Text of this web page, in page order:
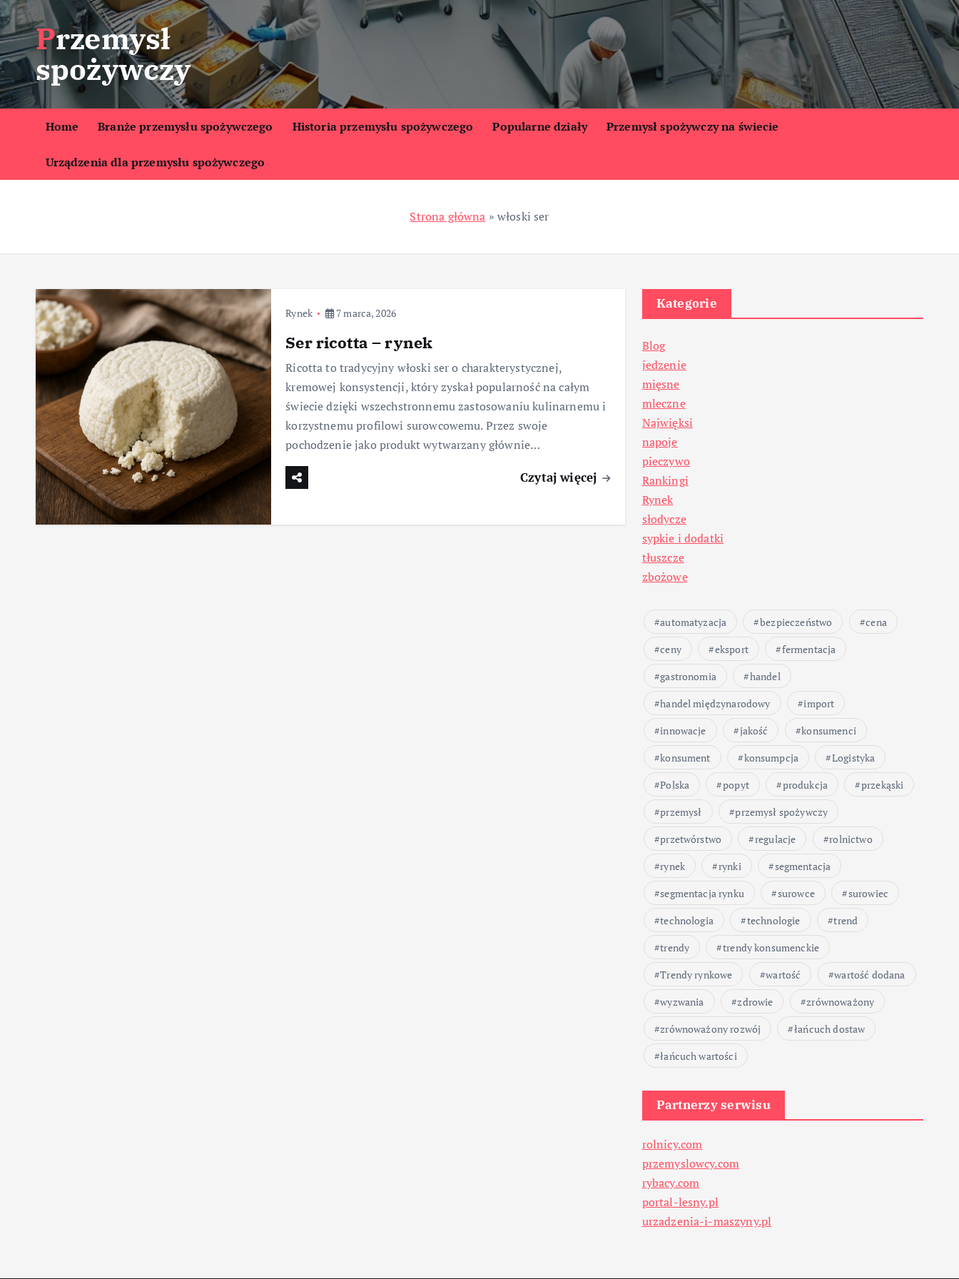
S
k
i
p
t
o
t
Przemysł
spożywczy
Home Branże przemysłu spożywczego Historia przemysłu spożywczego Popularne działy Przemysł spożywczy na świecie
Urządzenia dla przemysłu spożywczego
Strona główna » włoski ser
Rynek 7 marca, 2026
Ser ricotta – rynek
Ricotta to tradycyjny włoski ser o charakterystycznej,
kremowej konsystencji, który zyskał popularność na całym
świecie dzięki wszechstronnemu zastosowaniu kulinarnemu i
korzystnemu profilowi surowcowemu. Przez swoje
pochodzenie jako produkt wytwarzany głównie…
Czytaj więcej
Kategorie
Blog
jedzenie
mięsne
mleczne
Najwięksi
napoje
pieczywo
Rankingi
Rynek
słodycze
sypkie i dodatki
tłuszcze
zbożowe
automatyzacja bezpieczeństwo
cena
ceny
eksport
fermentacja
gastronomia
handel
handel międzynarodowy
import
innowacje
jakość
konsumenci
konsument
konsumpcja
Logistyka
Polska
popyt produkcja
przekąski
przemysł
przemysł spożywczy
przetwórstwo
regulacje
rolnictwo
rynek
rynki
segmentacja
segmentacja rynku
surowce
surowiec
technologia
technologie
trend
trendy
trendy konsumenckie
Trendy rynkowe
wartość
wartość dodana
wyzwania
zdrowie
zrównoważony
zrównoważony rozwój
łańcuch dostaw
łańcuch wartości
Partnerzy serwisu
rolnicy.com
przemyslowcy.com
rybacy.com
portal-lesny.pl
urzadzenia-i-maszyny.pl